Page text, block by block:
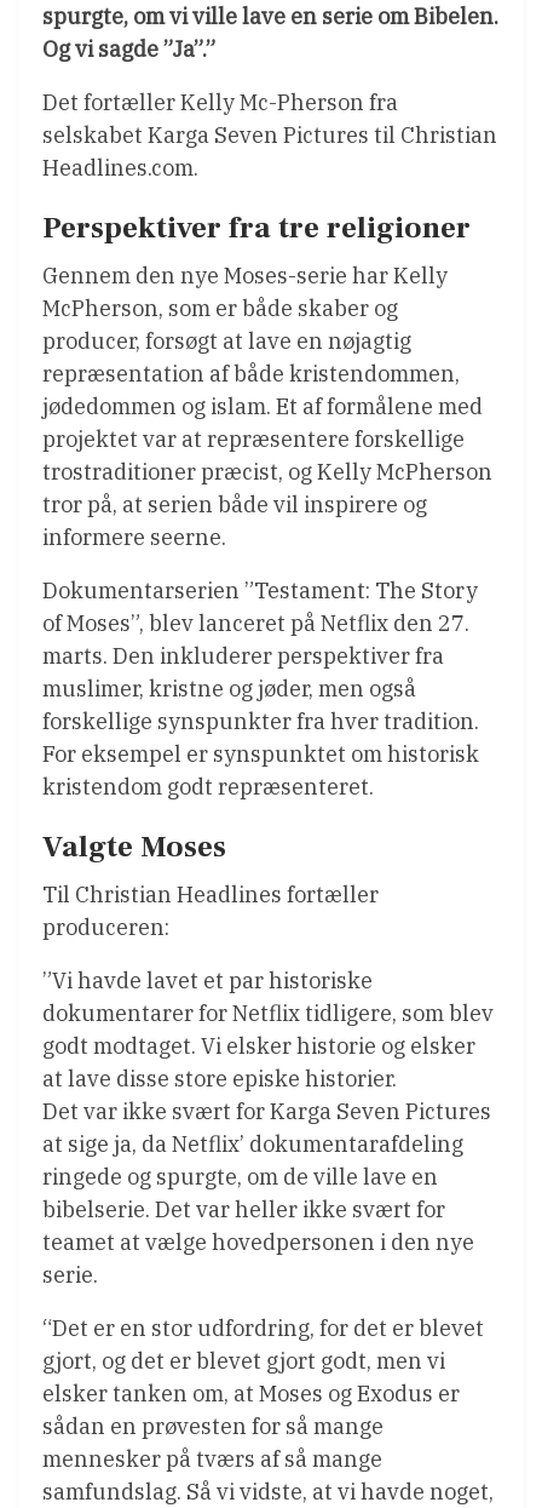
spurgte, om vi ville lave en serie om Bibelen.
Og vi sagde ”Ja”.”
Det fortæller Kelly Mc-Pherson fra
selskabet Karga Seven Pictures til Christian
Headlines.com.
Perspektiver fra tre religioner
Gennem den nye Moses-serie har Kelly
McPherson, som er både skaber og
producer, forsøgt at lave en nøjagtig
repræsentation af både kristendommen,
jødedommen og islam. Et af formålene med
projektet var at repræsentere forskellige
trostraditioner præcist, og Kelly McPherson
tror på, at serien både vil inspirere og
informere seerne.
Dokumentarserien ”Testament: The Story
of Moses”, blev lanceret på Netflix den 27.
marts. Den inkluderer perspektiver fra
muslimer, kristne og jøder, men også
forskellige synspunkter fra hver tradition.
For eksempel er synspunktet om historisk
kristendom godt repræsenteret.
Valgte Moses
Til Christian Headlines fortæller
produceren:
”Vi havde lavet et par historiske
dokumentarer for Netflix tidligere, som blev
godt modtaget. Vi elsker historie og elsker
at lave disse store episke historier.
Det var ikke svært for Karga Seven Pictures
at sige ja, da Netflix’ dokumentarafdeling
ringede og spurgte, om de ville lave en
bibelserie. Det var heller ikke svært for
teamet at vælge hovedpersonen i den nye
serie.
“Det er en stor udfordring, for det er blevet
gjort, og det er blevet gjort godt, men vi
elsker tanken om, at Moses og Exodus er
sådan en prøvesten for så mange
mennesker på tværs af så mange
samfundslag. Så vi vidste, at vi havde noget,